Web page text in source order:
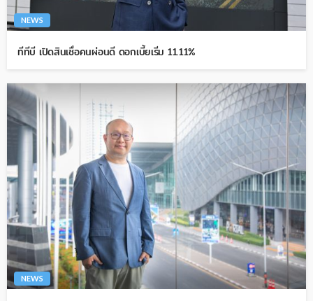
NEWS
ทีทีบี เปิดสินเชื่อคนผ่อนดี ดอกเบี้ยเริ่ม 11.11%
NEWS